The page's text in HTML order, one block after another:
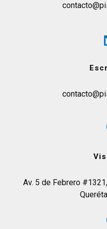
Av. 5 de Febrero